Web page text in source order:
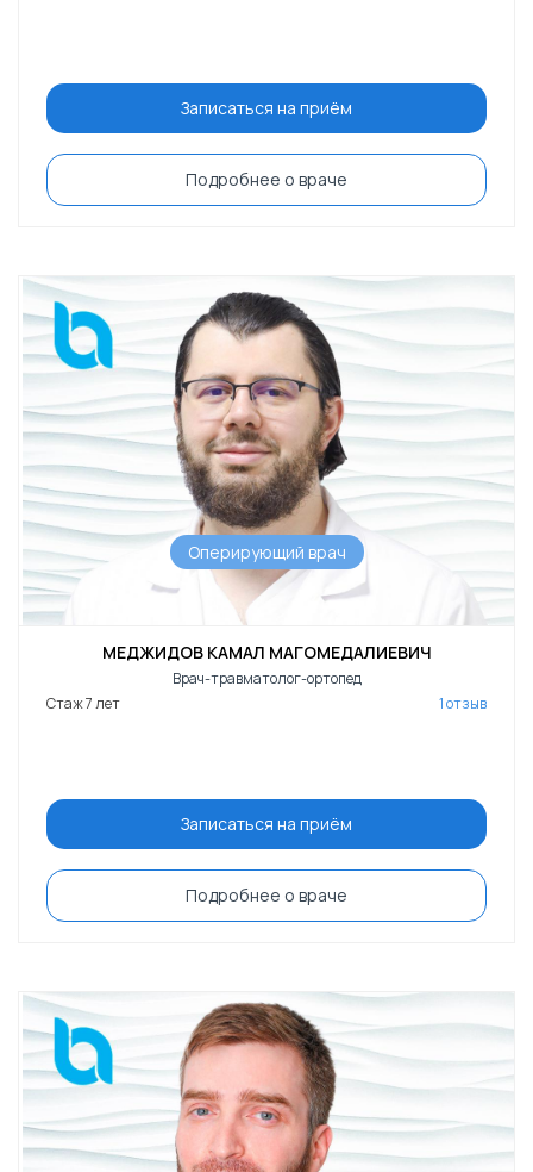
Записаться на приём
Подробнее о враче
Оперирующий врач
МЕДЖИДОВ КАМАЛ МАГОМЕДАЛИЕВИЧ
Врач-травматолог-ортопед
Стаж 7 лет
1 отзыв
Записаться на приём
Подробнее о враче